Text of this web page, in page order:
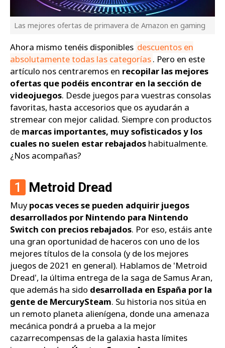
Las mejores ofertas de primavera de Amazon en gaming
Ahora mismo tenéis disponibles descuentos en
absolutamente todas las categorías. Pero en este
artículo nos centraremos en recopilar las mejores
ofertas que podéis encontrar en la sección de
videojuegos. Desde juegos para vuestras consolas
favoritas, hasta accesorios que os ayudarán a
stremear con mejor calidad. Siempre con productos
de marcas importantes, muy sofisticados y los
cuales no suelen estar rebajados habitualmente.
¿Nos acompañas?
1 Metroid Dread
Muypocas veces se pueden adquirir juegos
desarrollados por Nintendo para Nintendo
Switch con precios rebajados. Por eso, estáis ante
una gran oportunidad de haceros con uno de los
mejores títulos de la consola (y de los mejores
juegos de 2021 en general). Hablamos de 'Metroid
Dread', la última entrega de la saga de Samus Aran,
que además ha sido desarrollada en España por la
gente de MercurySteam. Su historia nos sitúa en
un remoto planeta alienígena, donde una amenaza
mecánica pondrá a prueba a la mejor
cazarrecompensas de la galaxia hasta límites